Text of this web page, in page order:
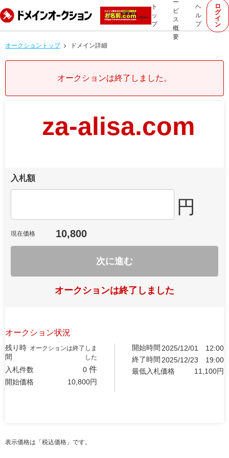
ト
ッ
プ
ー
ビ
ス
概
要
ヘ
ル
プ
ロ
グ
イ
ン
オークショントップ ドメイン詳細
オークションは終了しました。
za-alisa.com
入札額
円
現在価格 10,800
次に進む
オークションは終了しました
オークション状況
残り時
間
オークションは終了しま
した
入札件数 0 件
開始価格 10,800円
開始時間 2025/12/01
12:00
終了時間 2025/12/23
19:00
最低入札価格
11,100円
表示価格は「税込価格」です。